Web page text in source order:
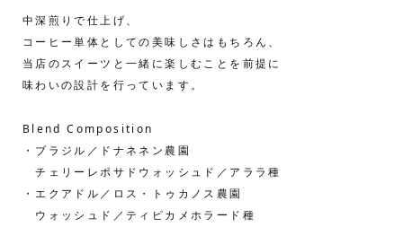
中深煎りで仕上げ、
コーヒー単体としての美味しさはもちろん、
当店のスイーツと一緒に楽しむことを前提に
味わいの設計を行っています。
Blend Composition
・ブラジル／ドナネネン農園
チェリーレポサドウォッシュド／アララ種
・エクアドル／ロス・トゥカノス農園
ウォッシュド／ティピカメホラード種